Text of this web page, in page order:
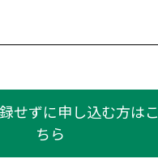
せずに申し込む方はこ
ちら